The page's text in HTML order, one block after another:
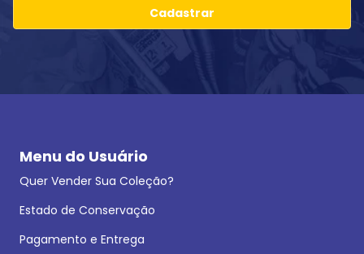
Cadastrar
Menu do Usuário
Quer Vender Sua Coleção?
Estado de Conservação
Pagamento e Entrega